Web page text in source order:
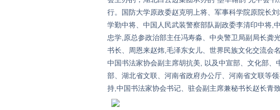
行。国防大学原政委赵克明上将、军事科学院原院长
学勤中将、中国人民武装警察部队副政委李清印中将,
忠学,原总参政治部主任冯寿淼、中央警卫局副局长龚
书长、周恩来赵炜,毛泽东女儿、世界民族文化交流会
中国书法家协会副主席胡抗美, 以及中宣部、文化部
部、湖北省文联、河南省政府办公厅、河南省文联等
持,中国书法家协会书记、驻会副主席兼秘书长赵长青